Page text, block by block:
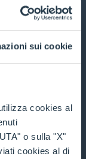
sui cookie
cookies al
o sulla "X"
cookies al di